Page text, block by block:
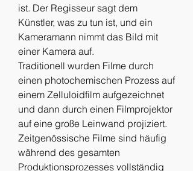
ist. Der Regisseur sagt dem
Künstler, was zu tun ist, und ein
Kameramann nimmt das Bild mit
einer Kamera auf.
Traditionell wurden Filme durch
einen photochemischen Prozess auf
einem Zelluloidfilm aufgezeichnet
und dann durch einen Filmprojektor
auf eine große Leinwand projiziert.
Zeitgenössische Filme sind häufig
während des gesamten
Produktionsprozesses vollständig